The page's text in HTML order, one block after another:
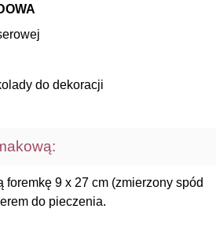
do dekoracji
foremkę 9 x 27 cm (zmierzony spód
do pieczenia.